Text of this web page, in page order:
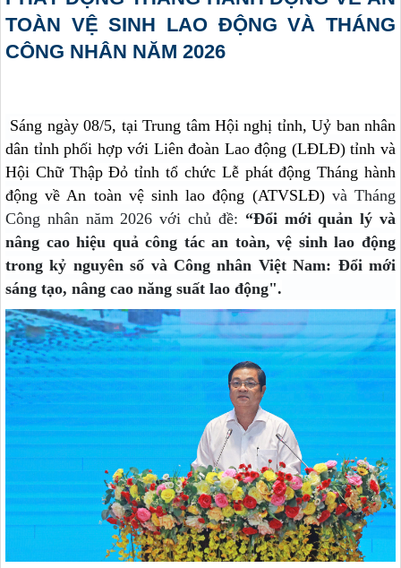
TOÀN VỆ SINH LAO ĐỘNG VÀ THÁNG
CÔNG NHÂN NĂM 2026
Sáng ngày 08/5, tại Trung tâm Hội nghị tỉnh, Uỷ ban nhân
dân tỉnh phối hợp với Liên đoàn Lao động (LĐLĐ) tỉnh và
Hội Chữ Thập Đỏ tỉnh tổ chức Lễ phát động Tháng hành
động về An toàn vệ sinh lao động (ATVSLĐ)và Tháng
Công nhân năm 2026 với chủ đề: “Đổi mới quản lý và
nâng cao hiệu quả công tác an toàn, vệ sinh lao động
trong kỷ nguyên số và Công nhân Việt Nam: Đổi mới
sáng tạo, nâng cao năng suất lao động".